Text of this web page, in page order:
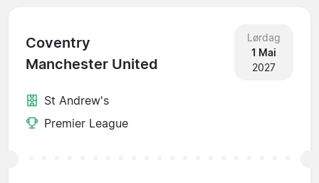
Coventry
Manchester United
Lørdag
1 Mai
2027
St Andrew's
Premier League